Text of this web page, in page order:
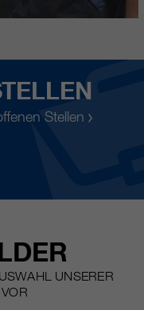
Stellen
UNSERER